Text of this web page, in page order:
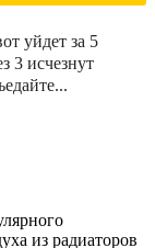
уйдет за 5
3 исчезнут
из радиаторов